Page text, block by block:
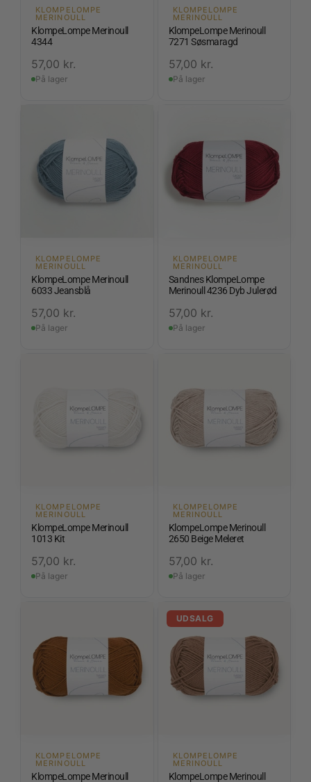
KLOMPELOMPE
MERINOULL
KlompeLompe Merinoull
4344
57,00 kr.
På lager
KLOMPELOMPE
MERINOULL
KlompeLompe Merinoull
7271 Søsmaragd
57,00 kr.
På lager
KLOMPELOMPE
MERINOULL
KlompeLompe Merinoull
6033 Jeansblå
57,00 kr.
På lager
KLOMPELOMPE
MERINOULL
Sandnes KlompeLompe
Merinoull 4236 Dyb Julerød
57,00 kr.
På lager
KLOMPELOMPE
MERINOULL
KlompeLompe Merinoull
1013 Kit
57,00 kr.
På lager
KLOMPELOMPE
MERINOULL
KlompeLompe Merinoull
2650 Beige Meleret
57,00 kr.
På lager
KLOMPELOMPE
MERINOULL
KlompeLompe Merinoull
UDSALG
KLOMPELOMPE
MERINOULL
KlompeLompe Merinoull